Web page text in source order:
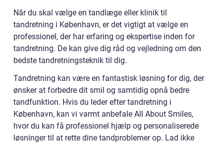
Når du skal vælge en tandlæge eller klinik til
tandretning i København, er det vigtigt at vælge en
professionel, der har erfaring og ekspertise inden for
tandretning. De kan give dig råd og vejledning om den
bedste tandretningsteknik til dig.
Tandretning kan være en fantastisk løsning for dig, der
ønsker at forbedre dit smil og samtidig opnå bedre
tandfunktion. Hvis du leder efter tandretning i
København, kan vi varmt anbefale All About Smiles,
hvor du kan få professionel hjælp og personaliserede
løsninger til at rette dine tandproblemer op. Lad ikke